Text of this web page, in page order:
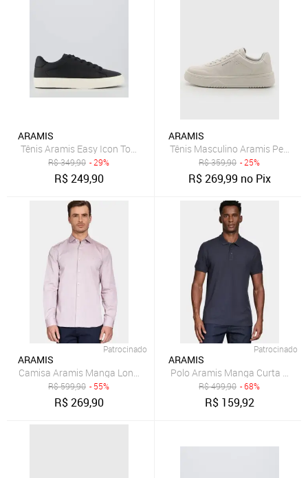
ARAMIS
Tênis Aramis Easy Icon Town Preto
R$349,90 - 29%
R$249,90
ARAMIS
Tênis Masculino Aramis Peak
R$359,90 - 25%
R$269,99 no Pix
Patrocinado
ARAMIS
Camisa Aramis Manga Longa Pinpoint Bordeaux
R$599,90 - 55%
R$269,90
Patrocinado
ARAMIS
Polo Aramis Manga Curta
R$499,90 - 68%
R$ 159,92